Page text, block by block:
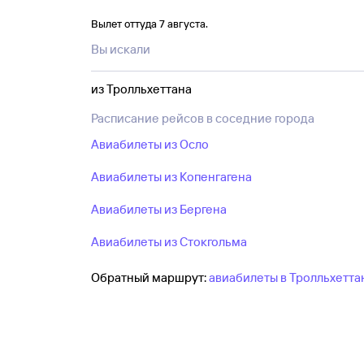
Если возможно передвинуть даты
и количество пассажиров — далее для
Вылет оттуда 7 августа.
Вы искали
из Тролльхеттана
Расписание рейсов в соседние города
Авиабилеты из Осло
Авиабилеты из Копенгагена
Авиабилеты из Бергена
Авиабилеты из Стокгольма
Обратный маршрут:авиабилеты в